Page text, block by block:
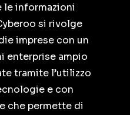
le informazioni
si rivolge
imprese con un
enterprise ampio
tramite l’utilizzo
e con
che permette di